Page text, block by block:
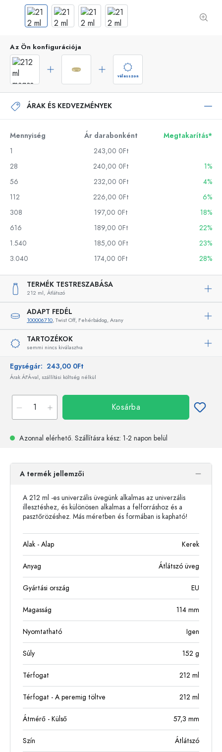
Az Ön konfigurációja
válasszon
ÁRAK ÉS KEDVEZMÉNYEK
Mennyiség Ár darabonként
Megtakarítás*
1
243,00 0Ft
28
240,00 0Ft
1%
56
232,00 0Ft
4%
112
226,00 0Ft
6%
308
197,00 0Ft
18%
616
189,00 0Ft
22%
1.540
185,00 0Ft
23%
3.040
174,00 0Ft 28%
TERMÉK TESTRESZABÁSA
212 ml, Átlátszó
ADAPT FEDÉL
100006710, Twist Off, Fehérbádog, Arany
TARTOZÉKOK
semmi nincs kiválasztva
Egységár: 243,00 0Ft
Árak ÁFÁ-val, szállítási költség nélkül
Kosárba
Azonnal elérhető. Szállításra kész: 1-2 napon belül
A termék jellemzői
A 212 ml -es univerzális üvegünk alkalmas az univerzális
illesztéshez, és különösen alkalmas a felforráshoz és a
pasztőrözéshez. Más méretben és formában is kapható!
Alak - Alap Kerek
Anyag Átlátszó üveg
Gyártási ország EU
Magasság 114 mm
Nyomtatható Igen
Súly 152 g
Térfogat 212 ml
Térfogat - A peremig töltve 212 ml
Átmérő - Külső 57,3 mm
Szín Átlátszó